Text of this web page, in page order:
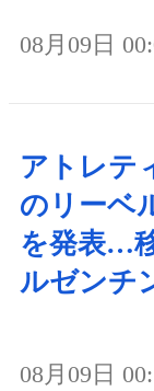
08月09日
アトレテ
のリーベ
を発表…
ルゼンチ
08月09日